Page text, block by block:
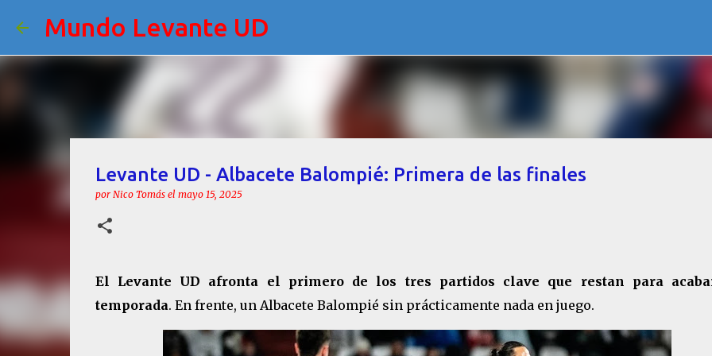
Mundo Levante UD
Levante UD - Albacete Balompié: Primera de las finales
por Nico Tomás el mayo 15, 2025
El Levante UD afronta el primero de los tres partidos clave que restan para
temporada. En frente, un Albacete Balompié sin prácticamente nada en juego.